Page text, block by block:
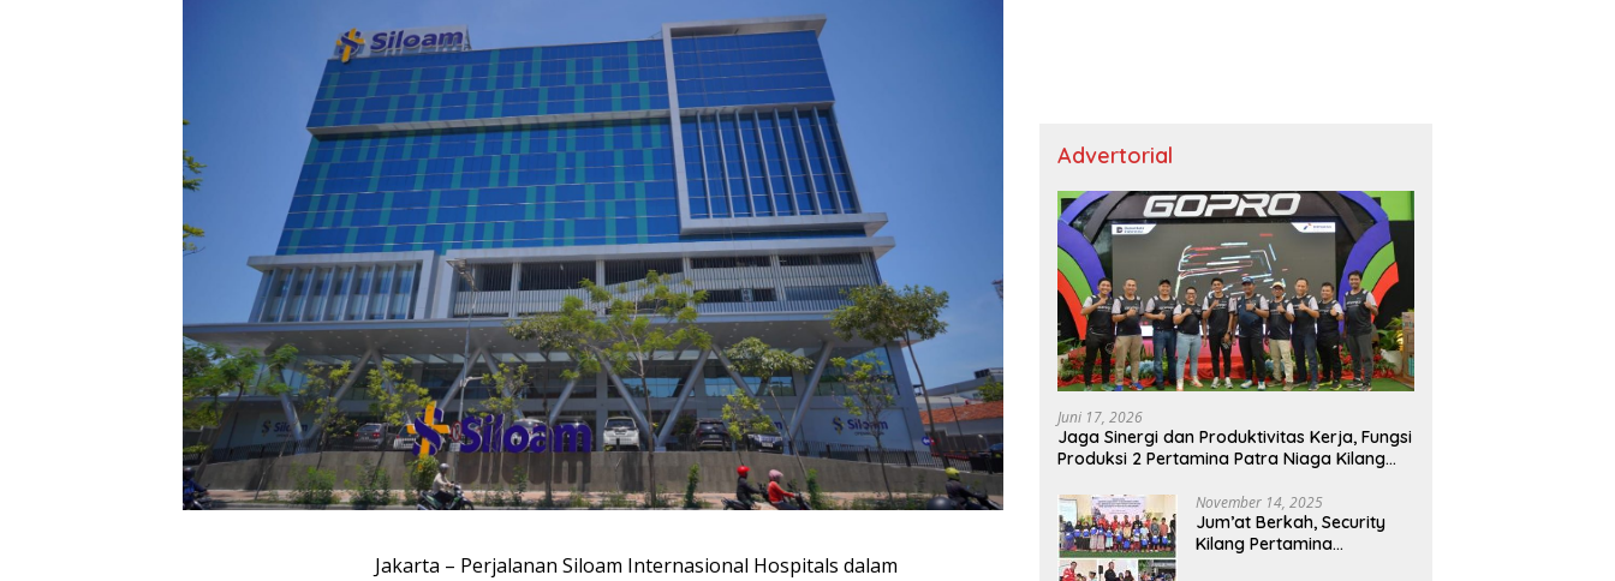
Jakarta – Perjalanan Siloam Internasional Hospitals dalam
Advertorial
Juni 17, 2026
Jaga Sinergi dan Produktivitas Kerja, Fungsi
Produksi 2 Pertamina Patra Niaga Kilang
November 14, 2025
Jum’at Berkah, Security
Kilang Pertamina